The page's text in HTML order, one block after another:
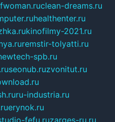
clean-dreams.ru
healthenter.ru
kinofilmy-2021.ru
remstir-tolyatti.ru
spb.ru
seonub.ruzvonitut.ru
ru-industria.ru
erynok.ru